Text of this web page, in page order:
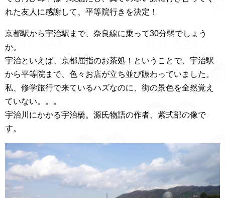
れた友人に感謝して、平等院行きを決定！
京都駅から宇治駅まで、奈良線に乗って30分弱でしょう
か。
宇治といえば、京都屈指のお茶処！ということで、宇治駅
から平等院まで、色々お店が立ち並び賑わっていました。
私、修学旅行で来ているハズなのに、街の景色を全然覚え
ていない。。。
宇治川にかかる宇治橋。源氏物語の作者、紫式部の像で
す。